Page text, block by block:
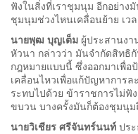
ฟังในสิ่งที่เราชุมนุม อีกอย่าง
ชุมนุมช่วงไหนเคลื่อนย้าย เว
นายพุฒ บุญเต็ม ผู้ประสานง
หัวนา กล่าวว่า มันจำกัดสิทธิกั
กฎหมายแบบนี้ ซึ่งออกมาเพื่อ
เคลื่อนไหวเพื่อแก้ปัญหาการ
ระทบไปด้วย ข้าราชการไม่ฟั
ขบวน บางครั้งมันก็ต้องชุมนุม
นายวิเชียร ศรีจันทร์นนท์ ปร